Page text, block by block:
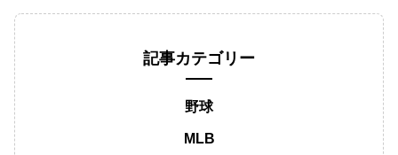
記事カテゴリー
野球
MLB